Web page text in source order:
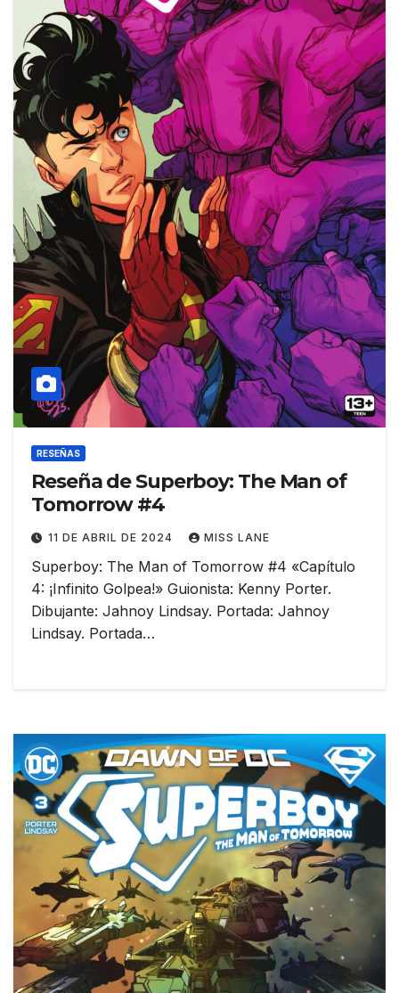
RESEÑAS
Reseña de Superboy: The Man of
Tomorrow #4
11 DE ABRIL DE 2024 MISS LANE
Superboy: The Man of Tomorrow #4 «Capítulo
4: ¡Infinito Golpea!» Guionista: Kenny Porter.
Dibujante: Jahnoy Lindsay. Portada: Jahnoy
Lindsay. Portada…